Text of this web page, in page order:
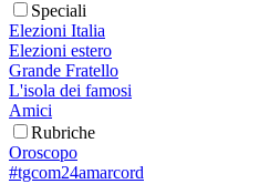
Speciali
Elezioni Italia
Elezioni estero
Grande Fratello
L'isola dei famosi
Amici
Rubriche
Oroscopo
#tgcom24amarcord